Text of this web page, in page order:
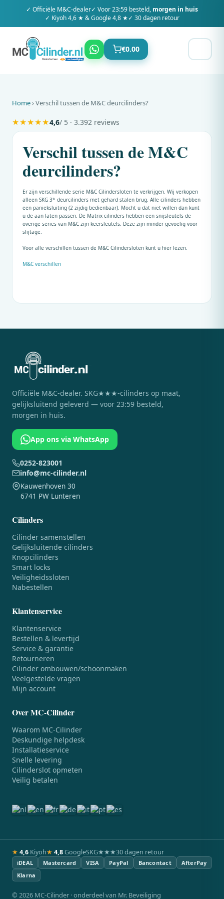
✓ Officiële M&C-dealer✓ Voor 23:59 besteld, morgen in huis
✓ Kiyoh 4,6 ★ & Google 4,8 ★✓ 30 dagen retour
€0.00
Home› Verschil tussen de M&C deurcilinders?
★★★★★4,6/ 5 · 3.392 reviews
Verschil tussen de M&C
deurcilinders?
Er zijn verschillende serie M&C Cilindersloten te verkrijgen. Wij verkopen
alleen SKG 3* deurcilinders met gehard stalen brug. Alle cilinders hebben
een panieksluiting (2 zijdig bedienbaar). Mocht u dat niet willen dan kunt
u de aan laten passen. De Matrix cilinders hebben een snijsleutels de
overige series van M&C zijn keersleutels. Deze zijn minder gevoelig voor
slijtage.
Voor alle verschillen tussen de M&C Cilindersloten kunt u hier lezen.
M&C verschillen
Officiële M&C-dealer. SKG★★★-cilinders op maat,
gelijksluitend geleverd — voor 23:59 besteld,
morgen in huis.
App ons via WhatsApp
0252-823001
info@mc-cilinder.nl
Kauwenhoven 30
6741 PW Lunteren
Cilinders
Cilinder samenstellen
Gelijksluitende cilinders
Knopcilinders
Smart locks
Veiligheidssloten
Nabestellen
Klantenservice
Klantenservice
Bestellen & levertijd
Service & garantie
Retourneren
Cilinder ombouwen/schoonmaken
Veelgestelde vragen
Mijn account
Over MC-Cilinder
Waarom MC-Cilinder
Deskundige helpdesk
Installatieservice
Snelle levering
Cilinderslot opmeten
Veilig betalen
★ 4,6 Kiyoh★ 4,8GoogleSKG★★★30 dagen retour
iDEAL Mastercard VISA PayPal Bancontact
AfterPay
Klarna
© 2026 MC-Cilinder · onderdeel van Mr. Beveiliging